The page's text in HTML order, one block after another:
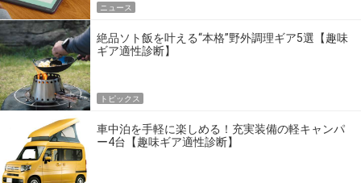
ニュース
絶品ソト飯を叶える“本格”野外調理ギア5選【趣味
ギア適性診断】
トピックス
車中泊を手軽に楽しめる！充実装備の軽キャンパ
ー4台【趣味ギア適性診断】